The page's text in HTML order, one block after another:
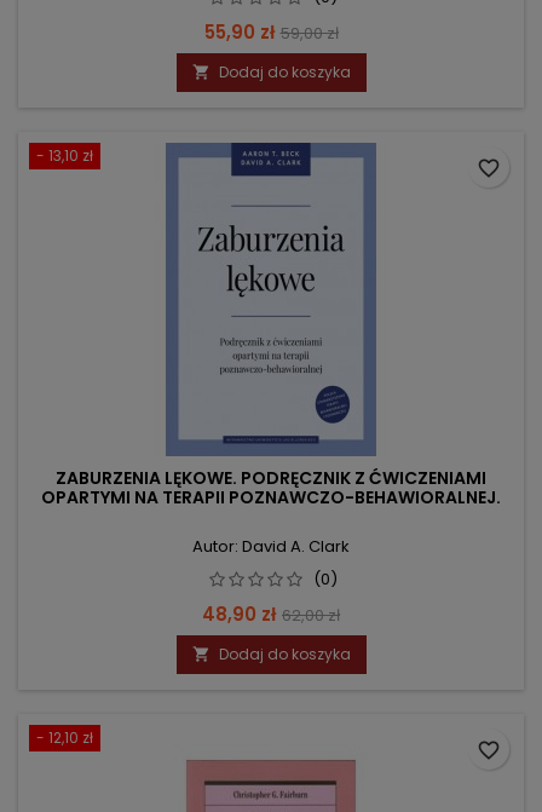
Cena
55,90 zł Cena
podstawowa
59,00 zł
 Dodaj do koszyka
- 13,10 zł
ZABURZENIA LĘKOWE. PODRĘCZNIK Z ĆWICZENIAMI
OPARTYMI NA TERAPII POZNAWCZO-BEHAWIORALNEJ.
Autor: David A. Clark
(0)
Cena
48,90 zł Cena
podstawowa
62,00 zł
 Dodaj do koszyka
favorite_border
- 12,10 zł
favorite_border